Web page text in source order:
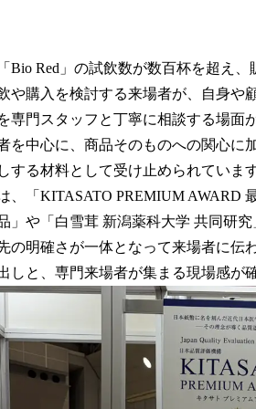
Bio Red」の試飲数が数百杯を超え
や購入を検討する来場者が、自身や
専門スタッフと丁寧に相談する場面
を中心に、商品そのものへの関心
する材料として受け止められています
、「KITASATO PREMIUM AWARD
」や「白雪茸 新潟薬科大学 共同研
の明確さが一体となって来場者に伝
しと、専門来場者が集まる現場感が